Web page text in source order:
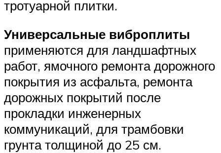
тротуарной плитки.
Универсальные виброплиты
применяются для ландшафтных
работ, ямочного ремонта дорожного
покрытия из асфальта, ремонта
дорожных покрытий после
прокладки инженерных
коммуникаций, для трамбовки
грунта толщиной до 25 см.